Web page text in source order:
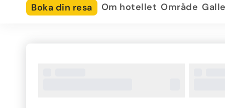
Boka din resa Om hotellet Område